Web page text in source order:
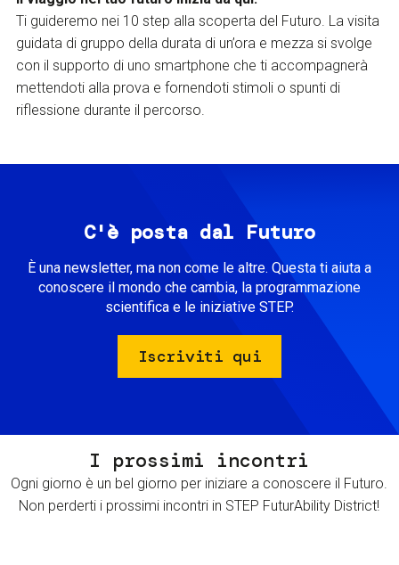
Ti guideremo nei 10 step alla scoperta del Futuro. La visita
guidata di gruppo della durata di un’ora e mezza si svolge
con il supporto di uno smartphone che ti accompagnerà
mettendoti alla prova e fornendoti stimoli o spunti di
riflessione durante il percorso.
C'è posta dal Futuro
È una newsletter, ma non come le altre. Questa ti aiuta a
conoscere il mondo che cambia, la programmazione
scientifica e le iniziative STEP.
Iscriviti qui
I prossimi incontri
Ogni giorno è un bel giorno per iniziare a conoscere il Futuro.
Non perderti i prossimi incontri in STEP FuturAbility District!